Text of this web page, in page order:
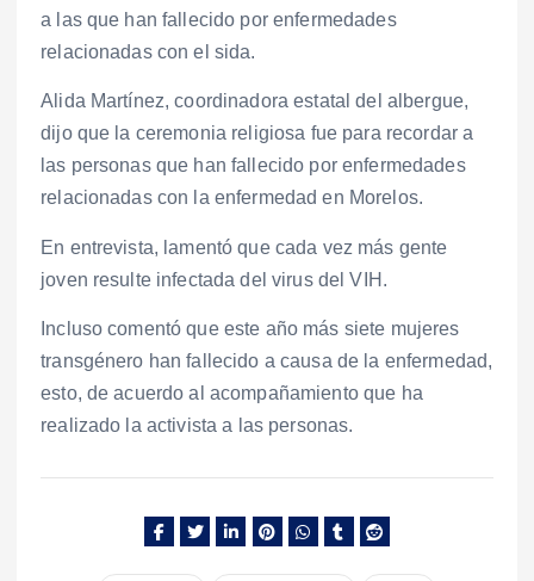
a las que han fallecido por enfermedades
relacionadas con el sida.
Alida Martínez, coordinadora estatal del albergue,
dijo que la ceremonia religiosa fue para recordar a
las personas que han fallecido por enfermedades
relacionadas con la enfermedad en Morelos.
En entrevista, lamentó que cada vez más gente
joven resulte infectada del virus del VIH.
Incluso comentó que este año más siete mujeres
transgénero han fallecido a causa de la enfermedad,
esto, de acuerdo al acompañamiento que ha
realizado la activista a las personas.